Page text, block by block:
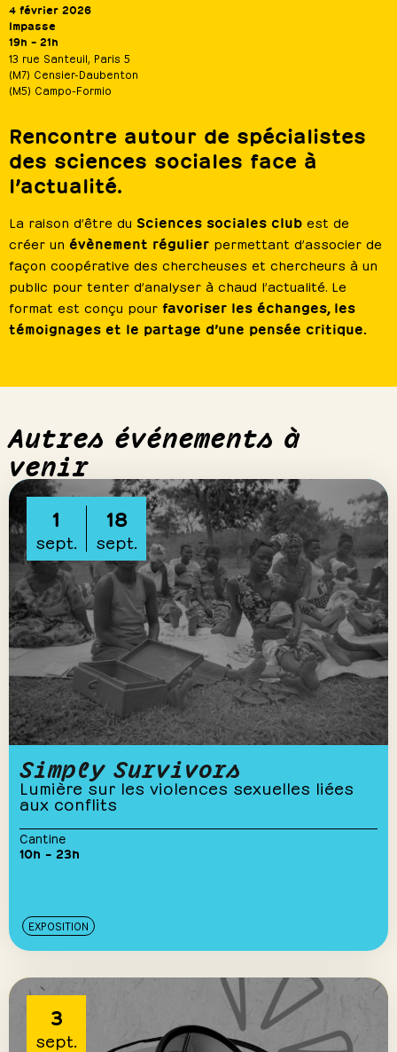
4 février 2026
Impasse
19h – 21h
13 rue Santeuil, Paris 5
(M7) Censier-Daubenton
(M5) Campo-Formio
Rencontre autour de spécialistes
des sciences sociales face à
l’actualité.
La raison d’être du Sciences sociales club est de
créer un évènement régulier permettant d’associer de
façon coopérative des chercheuses et chercheurs à un
public pour tenter d’analyser à chaud l’actualité. Le
format est conçu pour favoriser les échanges, les
témoignages et le partage d’une pensée critique.
Autres événements à
venir
1
sept.
18
sept.
Simply Survivors
Lumière sur les violences sexuelles liées
aux conflits
Cantine
10h – 23h
EXPOSITION
3
sept.